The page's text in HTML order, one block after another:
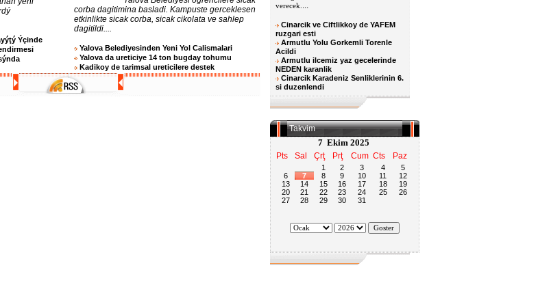
Ýçinde
corba dagitimina basladi. Kampuste gerceklesen
etkinlikte sicak corba, sicak cikolata ve sahlep
dagitildi....
Yalova Belediyesinden Yeni Yol Calismalari
Yalova da ureticiye 14 ton bugday tohumu
Kadikoy de tarimsal ureticilere destek
verecek....
Cinarcik ve Ciftlikkoy de YAFEM
ruzgari esti
Armutlu Yolu Gorkemli Torenle
Acildi
Armutlu ilcemiz yaz gecelerinde
NEDEN karanlik
Cinarcik Karadeniz Senliklerinin 6.
si duzenlendi
Takvim
7 Ekim 2025
Pts Sal Çrţ Prţ Cum Cts Paz
1 2 3 4
5
6
7 8 9 10 11
12
13
14 15 16 17 18
19
20
21 22 23 24 25
26
27
28 29 30 31